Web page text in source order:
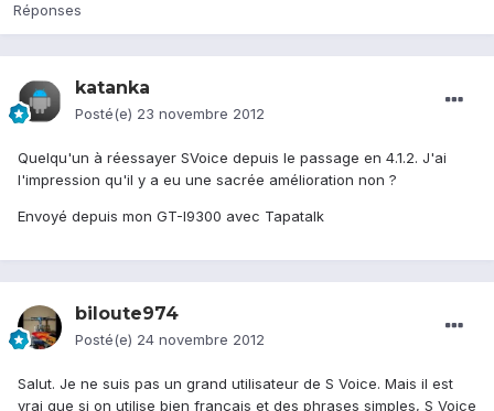
Réponses
katanka
Posté(e) 23 novembre 2012
Quelqu'un à réessayer SVoice depuis le passage en 4.1.2. J'ai
l'impression qu'il y a eu une sacrée amélioration non ?
Envoyé depuis mon GT-I9300 avec Tapatalk
biloute974
Posté(e) 24 novembre 2012
Salut. Je ne suis pas un grand utilisateur de S Voice. Mais il est
vrai que si on utilise bien français et des phrases simples, S Voice